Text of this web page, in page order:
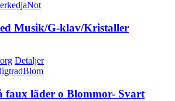
Musik/G-klav/Kristaller
Detaljer
faux läder o Blommor- Svart